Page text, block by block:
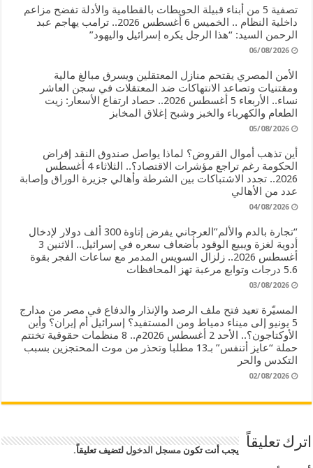
تصفية 5 من أبناء قبيلة الحويطات بالقطامية والأدلة تفضح مزاعم
داخلية النظام .. الخميس 6 أغسطس 2026.. ترامب يهاجم عبد
الرحمن السيد: “هذا الرجل يكره إسرائيل واليهود”
06/08/2026
الأمن المصري يقتحم منازل المعتقلين ويسرق مبالغ مالية
ومقتنيات وتصاعد الانتهاكات ضد المعتقلات في سجن العاشر
نساء.. الأربعاء 5 أغسطس 2026.. حصاد ارتفاع الأسعار: زيت
الطعام والكهرباء والخبز وشبح إغلاق المخابز
05/08/2026
أين تذهب أموال القروض؟ لماذا يواصل صندوق النقد إقراض
الحكومة رغم تراجع مؤشرات الاقتصاد؟.. الثلاثاء 4 أغسطس
2026.. تجدد الاشتباكات بين الشرطة وأهالي جزيرة الوراق وإصابة
عدد من الأهالي
04/08/2026
“تجارة بالدم والألم”العرجاني يفرض إتاوة 300 ألف دولار لإدخال
أدوية لغزة ويبيع الوقود بأضعاف سعره في إسرائيل.. الاثنين 3
أغسطس 2026.. زلزال السويس المدمر مع ساعات الفجر بقوة
5.6 درجات وتوابع مرعبة تهز المحافظات
03/08/2026
المسيّرة تعيد فتح ملف الرصد والإنذار والدفاع في مصر من مدارج
5 يونيو إلى ميناء دمياط ومن المستفيد؟ إسرائيل أم إيران؟ وأين
الأوكتاجون؟.. الأحد 2 أغسطس 2026م.. 8 منظمات حقوقية تختتم
حملة “عايز أتنفس” بـ13 مطلبا وتحذر من موت المحتجزين بسبب
التكدس والحر
02/08/2026
اترك تعليقاً يجب أنت تكونمسجل الدخول لتضيف تعليقاً.